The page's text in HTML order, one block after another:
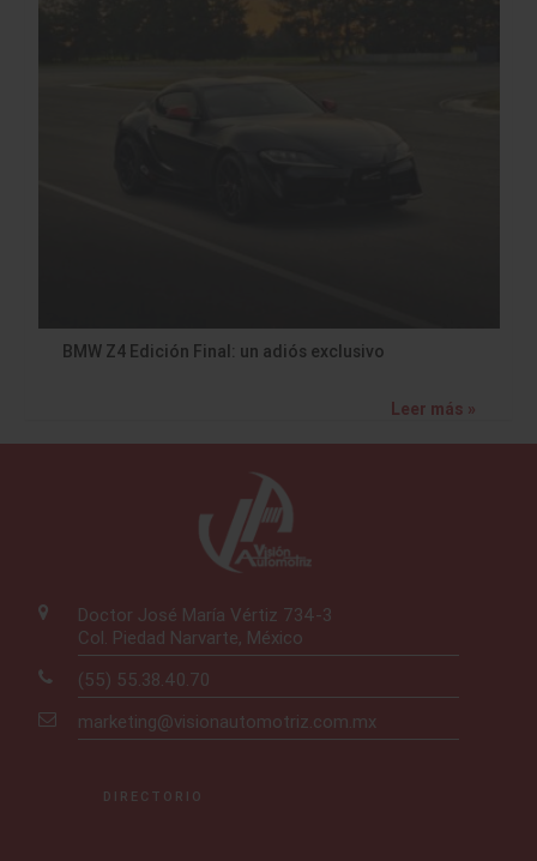
BMW Z4 Edición Final: un adiós exclusivo
Leer más »
Doctor José María Vértiz 734-3
Col. Piedad Narvarte, México
(55) 55.38.40.70
marketing@visionautomotriz.com.mx
DIRECTORIO